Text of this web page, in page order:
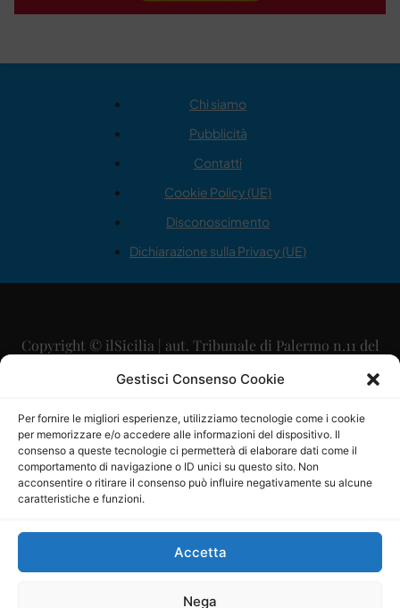
Gestisci Consenso Cookie
Per fornire le migliori esperienze, utilizziamo tecnologie come i cookie
per memorizzare e/o accedere alle informazioni del dispositivo. Il
consenso a queste tecnologie ci permetterà di elaborare dati come il
comportamento di navigazione o ID unici su questo sito. Non
acconsentire o ritirare il consenso può influire negativamente su alcune
caratteristiche e funzioni.
Accetta
Nega
Chi siamo
Pubblicità
Contatti
Cookie Policy (UE)
Disconoscimento
Dichiarazione sulla Privacy (UE)
Copyright © ilSicilia | aut. Tribunale di Palermo n.11 del
29/09/2015
Direttore Editoriale: Maurizio Scaglione
Direttore Responsabile: Maria Calabrese
P.IVA: 06334930820
Mercurio Comunicazione Società Cooperativa a r.l. è
iscritta al Registro degli Operatori di Comunicazione al